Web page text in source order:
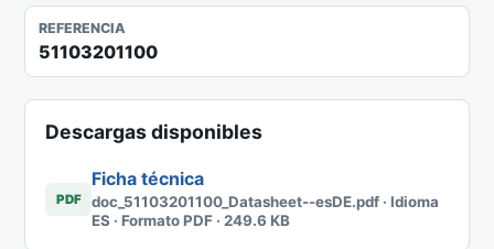
REFERENCIA
51103201100
Descargas disponibles
PDF
Ficha técnica
doc_51103201100_Datasheet--esDE.pdf · Idioma
ES · Formato PDF · 249.6 KB